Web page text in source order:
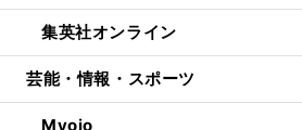
集英社オンライン
芸能・情報・スポーツ
Myojo